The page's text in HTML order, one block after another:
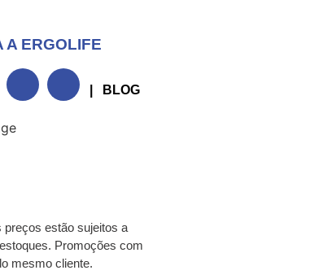
A ERGOLIFE
| BLOG
preços estão sujeitos a
Promoções com
mesmo cliente.